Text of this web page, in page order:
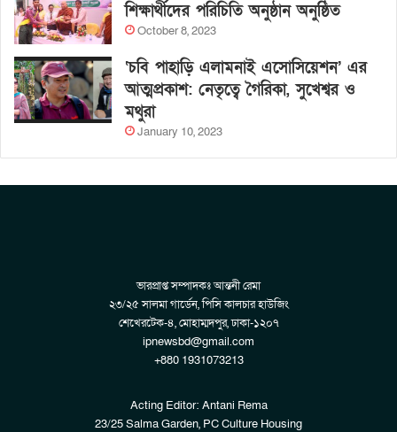
শিক্ষার্থীদের পরিচিতি অনুষ্ঠান অনুষ্ঠিত
October 8, 2023
‘চবি পাহাড়ি এলামনাই এসোসিয়েশন’ এর
আত্মপ্রকাশ: নেতৃত্বে গৈরিকা, সুখেশ্বর ও
মথুরা
January 10, 2023
ভারপ্রাপ্ত সম্পাদকঃ আন্তনী রেমা
২৩/২৫ সালমা গার্ডেন, পিসি কালচার হাউজিং
শেখেরটেক-৪, মোহাম্মদপুর, ঢাকা-১২০৭
ipnewsbd@gmail.com
+880 1931073213
Acting Editor: Antani Rema
23/25 Salma Garden, PC Culture Housing